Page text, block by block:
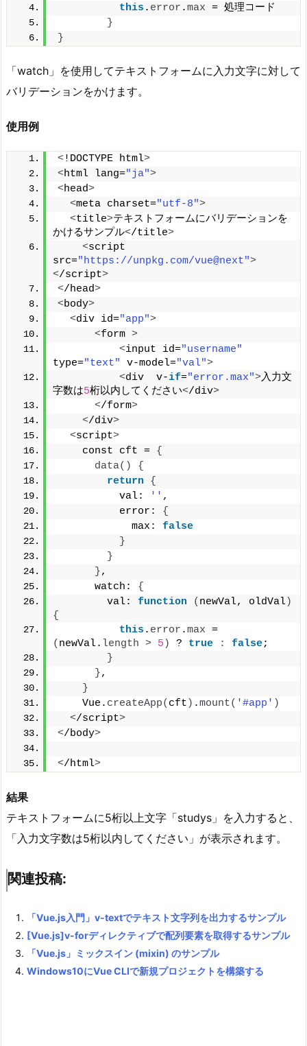
this . error .max = 処理コード
}
}
「watch」を使用してテキストフォームに入力文字に対して
バリデーションをかけます。
使用例
<!DOCTYPE html>
<html lang="ja">
<head>
<meta charset="utf-8">
<title>テキストフォームにバリデーションを
かけるサンプル</title>
<script
src="https://unpkg.com/vue@next">
</script>
</head>
<body>
<div id="app">
<form >
<input id="username"
type="text" v-model="val">
<div  v-if="error.max">入力文
字数は5桁以内してください</div>
</form>
</div>
<script>
    const cft =
{
data()
{
return {
          val:
'' ,
          error:
{
            max:
false
}
}
},
      watch:
{
        val:
function ( newVal, oldVal)
{
this . error .max
( newVal. length > 5 ) ? true : false;
}
},
}
    Vue.
createApp( cft ) .mount( '#app' )
</script>
</body>
</html>
結果
テキストフォームに5桁以上文字「studys」を入力すると、
「入力文字数は5桁以内してください」が表示されます。
関連投稿:
「Vue.js入門」v-textでテキスト文字列を出力するサンプル
[Vue.js]v-forディレクティブで配列要素を取得するサンプル
「Vue.js」ミックスイン (mixin) のサンプル
Windows10にVue CLIで新規プロジェクトを構築する